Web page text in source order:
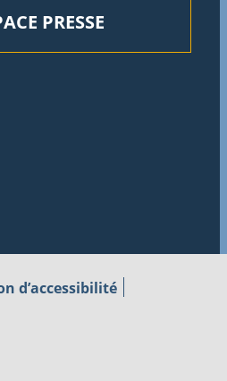
PRESSE
d’accessibilité